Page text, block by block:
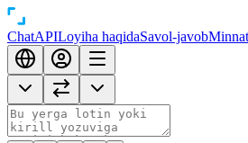
ChatAPILoyiha haqidaSavol-javob